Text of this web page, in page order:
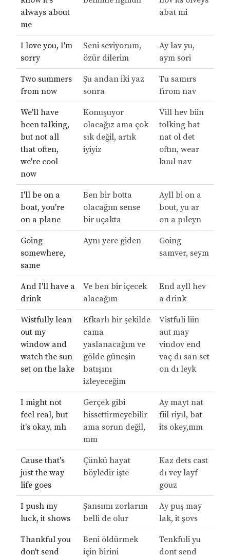
always about
me
abat mi
I love you, I'm
sorry
Seni seviyorum,
özür dilerim
Ay lav yu,
aym sori
Two summers
from now
Şu andan iki yaz
sonra
Tu samırs
fırom nav
We'll have
been talking,
but not all
that often,
we're cool
now
Konuşuyor
olacağız ama çok
sık değil, artık
iyiyiz
Vill hev biin
tolking bat
nat ol det
oftın, wear
kuul nav
I'll be on a
boat, you're
on a plane
Ben bir botta
olacağım sense
bir uçakta
Ayll bi on a
bout, yu ar
on a pıleyn
Going
somewhere,
same
Aynı yere giden
Going
samver, seym
And I'll have a
drink
Ve ben bir içecek
alacağım
End ayll hev
a drink
Wistfully lean
out my
window and
watch the sun
set on the lake
Efkarlı bir şekilde
cama
yaslanacağım ve
gölde güneşin
batışını
izleyeceğim
Vistfuli liin
aut may
vindov end
vaç dı san set
on dı leyk
I might not
feel real, but
it's okay, mh
Gerçek gibi
hissettirmeyebilir
ama sorun değil,
mm
Ay mayt nat
fiil riyıl, bat
its okey,mm
Cause that's
just the way
life goes
Çünkü hayat
böyledir işte
Kaz dets cast
dı vey layf
gouz
I push my
luck, it shows
Şansımı zorlarım
belli de olur
Ay puş may
lak, it şovs
Thankful you
don't send
Beni öldürmek
için birini
Tenkfuli yu
dont send